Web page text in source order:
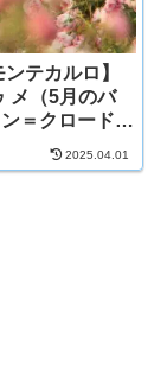
ンテカルロ】
メ（5月のバ
＝クロード・
2025.04.01